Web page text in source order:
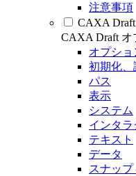
注意事項
CAXA
CAXA Draft オ
オプショ
初期化、
パス
表示
システム
インタラ
テキスト
データ
スナッ